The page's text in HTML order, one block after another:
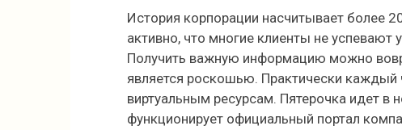
История корпорации насчитывает более
активно, что многие клиенты не успевают
Получить важную информацию можно
является роскошью. Практически
виртуальным ресурсам. Пятерочка идет в
функционирует официальный портал